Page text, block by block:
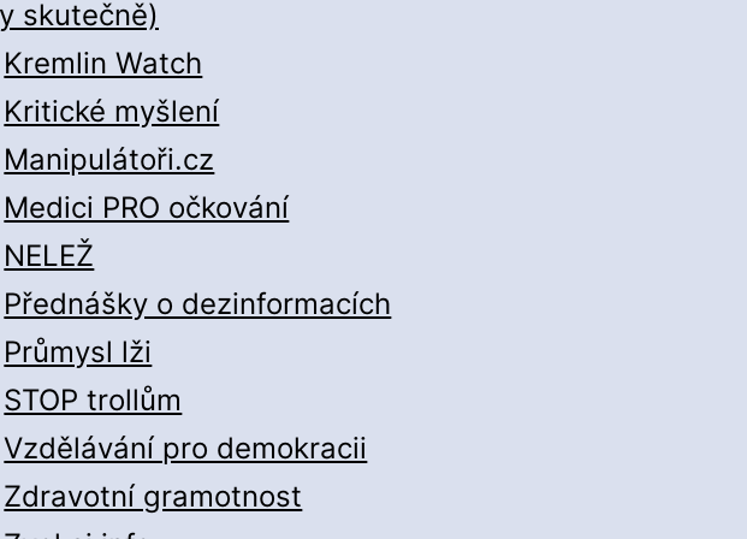
skutečně)
Kremlin Watch
Kritické myšlení
Manipulátoři.cz
Medici PRO očkování
NELEŽ
Přednášky o dezinformacích
Průmysl lži
STOP trollům
Vzdělávání pro demokracii
Zdravotní gramotnost